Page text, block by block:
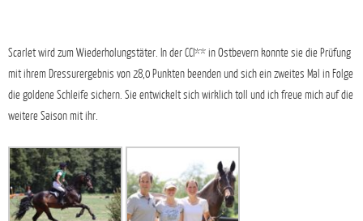
Scarlet wird zum Wiederholungstäter. In der CCI** in Ostbevern konnte sie die Prüfung
mit ihrem Dressurergebnis von 28,0 Punkten beenden und sich ein zweites Mal in Folge
die goldene Schleife sichern. Sie entwickelt sich wirklich toll und ich freue mich auf die
weitere Saison mit ihr.